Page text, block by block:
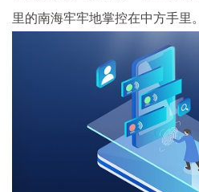
里的南海牢牢地掌控在中方手里。